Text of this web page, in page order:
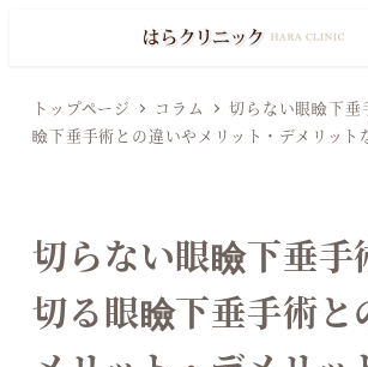
トップページ コラム
切らない眼瞼下垂
瞼下垂手術との違いやメリット・デメリット
切らない眼瞼下垂手
切る眼瞼下垂手術と